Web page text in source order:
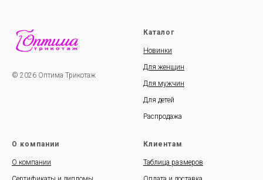
© 2026 Оптима Трикотаж
Каталог
Новинки
Для женщин
Для мужчин
Для детей
Распродажа
О компании
О компании
Клиентам
Таблица размеров